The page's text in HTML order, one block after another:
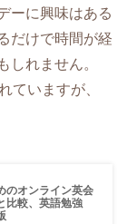
ーに興味はある
だけで時間が経
しれません。
ていますが、
のオンライン英会
比較、英語勉強